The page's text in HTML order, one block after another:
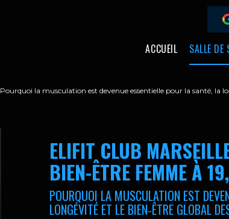
ACCUEIL SALLE DE
Pourquoi la musculation est devenue essentielle pour la santé, la
ELIFIT CLUB
BIEN-ÊTRE FEMME À
POURQUOI LA MUSCULATION EST
LONGÉVITÉ ET LE BIEN‑ÊTRE GLOBAL